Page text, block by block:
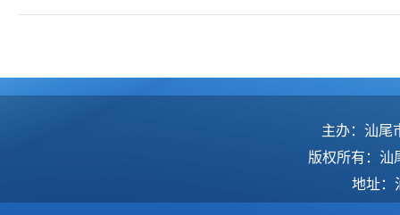
主办：汕尾
版权所有：汕
地址：